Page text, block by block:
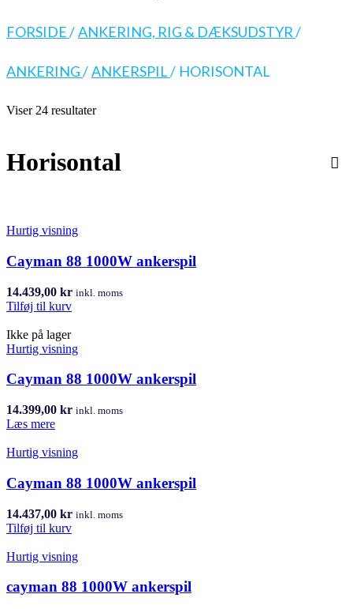
FORSIDE/ANKERING, RIG & DÆKSUDSTYR/
ANKERING/ANKERSPIL/ HORISONTAL
Viser 24 resultater
Horisontal
Hurtig visning
Cayman 88 1000W ankerspil
14.439,00 kr inkl. moms
Tilføj til kurv
Ikke på lager
Hurtig visning
Cayman 88 1000W ankerspil
14.399,00 kr inkl. moms
Læs mere
Hurtig visning
Cayman 88 1000W ankerspil
14.437,00 kr inkl. moms
Tilføj til kurv
Hurtig visning
cayman 88 1000W ankerspil